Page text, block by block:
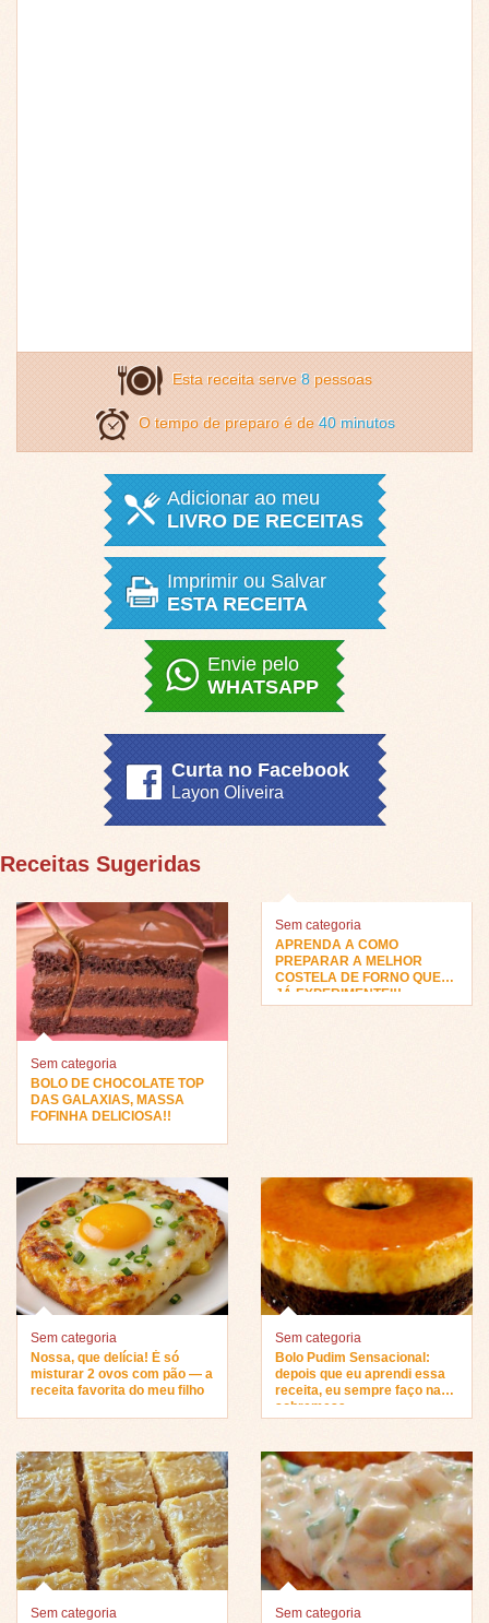
Esta receita serve8 pessoas
O tempo de preparo é de40 minutos
Adicionar ao meu
LIVRO DE RECEITAS
Imprimir ou Salvar
ESTA RECEITA
Envie pelo
WHATSAPP
Curta no Facebook
Layon Oliveira
Receitas Sugeridas
Sem categoria
BOLO DE CHOCOLATE TOP
DAS GALAXIAS, MASSA
FOFINHA DELICIOSA!!
Sem categoria
APRENDA A COMO
PREPARAR A MELHOR
COSTELA DE FORNO QUE
JÁ EXPERIMENTEI!!
Sem categoria
Nossa, que delícia! É só
misturar 2 ovos com pão — a
receita favorita do meu filho
Sem categoria
Bolo Pudim Sensacional:
depois que eu aprendi essa
receita, eu sempre faço na
sobremesa…
Sem categoria
Sem categoria